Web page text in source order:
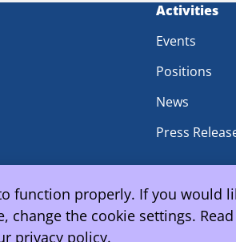
Activities
Events
Positions
News
Press
function properly. If you would
change the cookie settings. Read
privacy policy.